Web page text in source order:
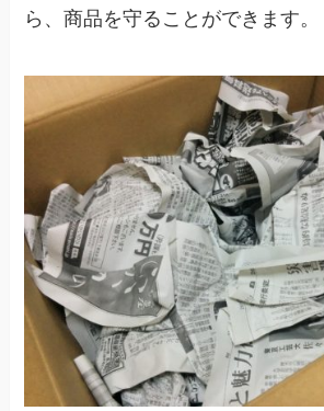
ら、商品を守ることができます。